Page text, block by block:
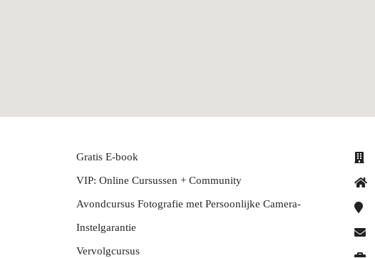
Gratis E-book
VIP: Online Cursussen + Community
Avondcursus Fotografie met Persoonlijke Camera-
Instelgarantie
Vervolgcursus